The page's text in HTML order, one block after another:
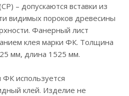
– допускаются вставки из
видимых пороков древесины
Фанерный лист
клея марки ФК. Толщина
мм, длина 1525 мм.
используется
клей. Изделие не